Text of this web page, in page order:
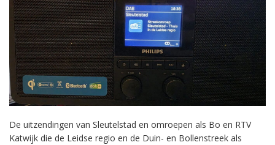
De uitzendingen van Sleutelstad en omroepen als Bo en RTV
Katwijk die de Leidse regio en de Duin- en Bollenstreek als